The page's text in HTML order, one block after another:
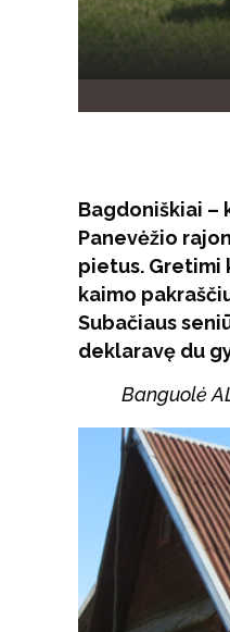
Bagdoniškiai –
Panevėžio
pietus. Gretimi
kaimo
Subačiaus
deklaravę du
Banguolė